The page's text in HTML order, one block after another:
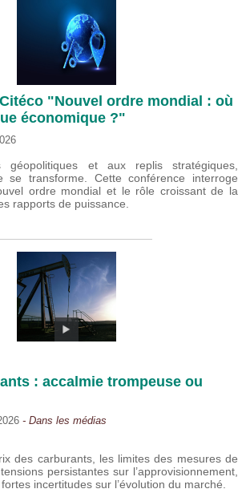
"Nouvel ordre mondial : où
économique ?"
géopolitiques et aux replis stratégiques,
se transforme. Cette conférence interroge
ordre mondial et le rôle croissant de la
rapports de puissance.
: accalmie trompeuse ou
- Dans les médias
des carburants, les limites des mesures de
persistantes sur l’approvisionnement,
incertitudes sur l’évolution du marché.